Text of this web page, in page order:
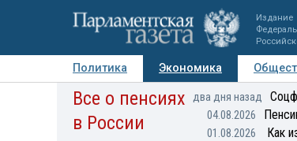
Издание
Политика Экономика
Авторы Персоны Мнения
Все о пенсиях
в России
два дня назад
04.08.2026
01.08.2026 Как